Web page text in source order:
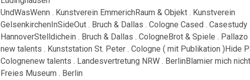
UndWasWenn . Kunstverein EmmerichRaum & Objekt . Kunstverein
GelsenkirchenInSideOut . Bruch & Dallas . Cologne Cased . Casestudy
HannoverStelldichein . Bruch & Dallas . CologneBrot & Spiele . Pallazo
new talents . Kunststation St. Peter . Cologne ( mit Publikation )Hide
Colognenew talents . Landesvertretung NRW . BerlinBlamier mich
Freies Museum . Berlin